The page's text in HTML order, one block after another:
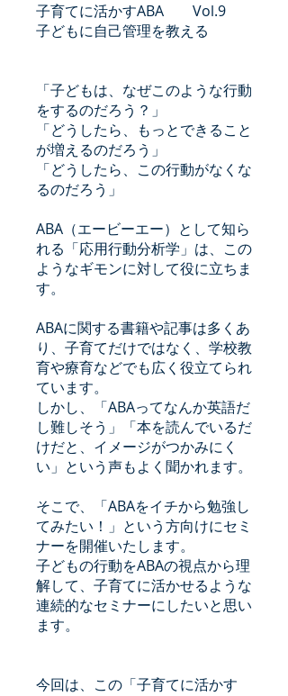
子育てに活かすABA Vol.9
子どもに自己管理を教える
「子どもは、なぜこのような行動
をするのだろう？」
「どうしたら、もっとできること
が増えるのだろう」
「どうしたら、この行動がなくな
るのだろう」
ABA（エービーエー）として知ら
れる「応用行動分析学」は、この
ようなギモンに対して役に立ちま
す。
ABAに関する書籍や記事は多くあ
り、子育てだけではなく、学校教
育や療育などでも広く役立てられ
ています。
しかし、「ABAってなんか英語だ
し難しそう」「本を読んでいるだ
けだと、イメージがつかみにく
い」という声もよく聞かれます。
そこで、「ABAをイチから勉強し
てみたい！」という方向けにセミ
ナーを開催いたします。
子どもの行動をABAの視点から理
解して、子育てに活かせるような
連続的なセミナーにしたいと思い
ます。
今回は、この「子育てに活かす